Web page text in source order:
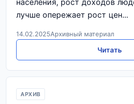
населения, рост доходов
лучше опережает рост цен...
14.02.2025Архивный материал
Читать
АРХИВ